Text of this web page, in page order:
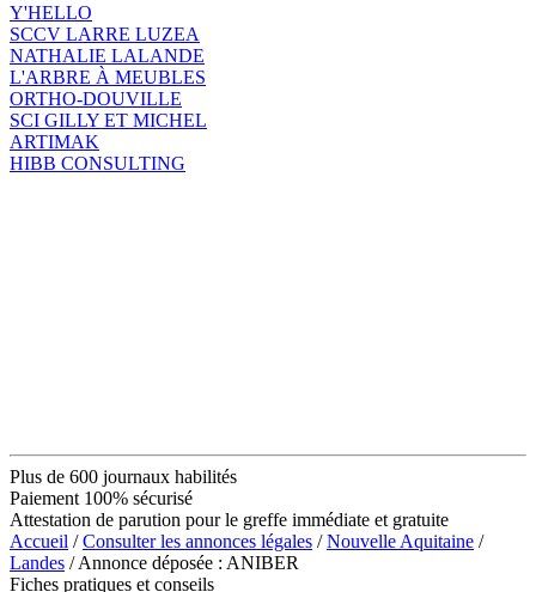
Y'HELLO
SCCV LARRE LUZEA
NATHALIE LALANDE
L'ARBRE À MEUBLES
ORTHO-DOUVILLE
SCI GILLY ET MICHEL
ARTIMAK
HIBB CONSULTING
Plus de 600 journaux habilités
Paiement 100% sécurisé
Attestation de parution pour le greffe immédiate et gratuite
Accueil /Consulter les annonces légales /Nouvelle Aquitaine /
Landes / Annonce déposée : ANIBER
Fiches pratiques et conseils